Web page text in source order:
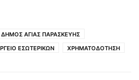
ΔΗΜΟΣ ΑΓΙΑΣ ΠΑΡΑΣΚΕΥΗΣ
ΕΣΩΤΕΡΙΚΩΝ ΧΡΗΜΑΤΟΔΟΤΗΣΗ